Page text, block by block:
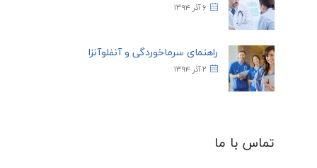
۶ آذر ۱۳۹۴
راهنمای سرماخوردگی و آنفلوآنزا
۲ آذر ۱۳۹۴
تماس با ما